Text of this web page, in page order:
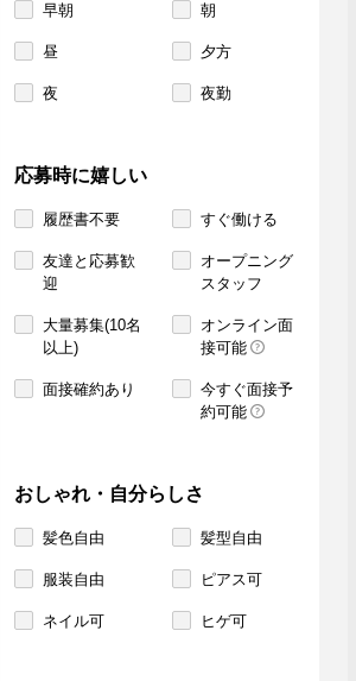
早朝 朝
昼 夕方
夜 夜勤
応募時に嬉しい
履歴書不要 すぐ働ける
友達と応募歓
迎
オープニング
スタッフ
大量募集(10名
以上)
オンライン面
接可能
面接確約あり
今すぐ面接予
約可能
おしゃれ・自分らしさ
髪色自由 髪型自由
服装自由 ピアス可
ネイル可 ヒゲ可